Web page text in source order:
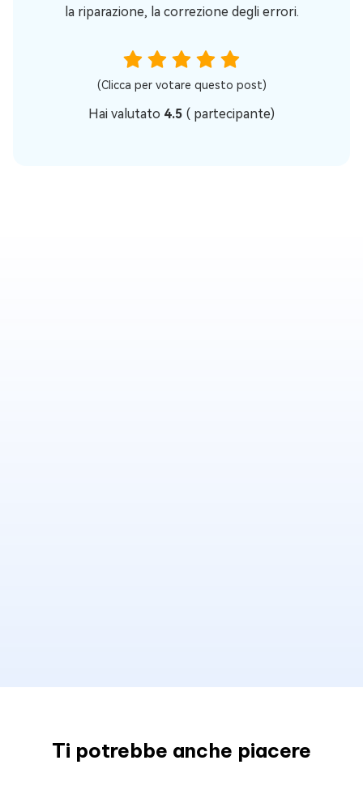
la riparazione, la correzione degli errori.
(Clicca per votare questo post)
Hai valutato 4.5 ( partecipante)
Ti potrebbe anche piacere